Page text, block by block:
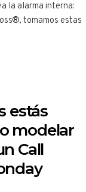
la alarma interna:
tomamos estas
estás
modelar
Call